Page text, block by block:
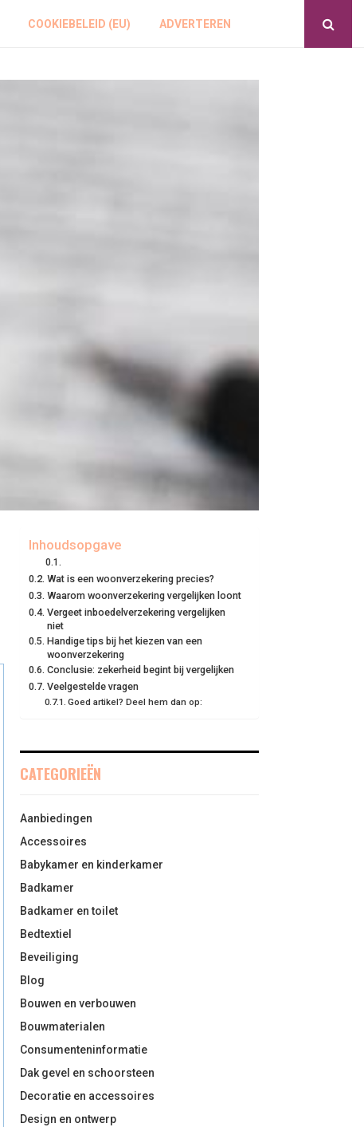
COOKIEBELEID (EU) ADVERTEREN
Inhoudsopgave
Wat is een woonverzekering precies?
Waarom woonverzekering vergelijken loont
Vergeet inboedelverzekering vergelijken
niet
Handige tips bij het kiezen van een
woonverzekering
Conclusie: zekerheid begint bij vergelijken
Veelgestelde vragen
Goed artikel? Deel hem dan op:
CATEGORIEËN
Aanbiedingen
Accessoires
Babykamer en kinderkamer
Badkamer
Badkamer en toilet
Bedtextiel
Beveiliging
Blog
Bouwen en verbouwen
Bouwmaterialen
Consumenteninformatie
Dak gevel en schoorsteen
Decoratie en accessoires
Design en ontwerp